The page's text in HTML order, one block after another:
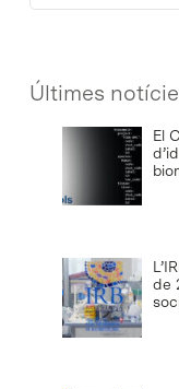
Últimes
El
de